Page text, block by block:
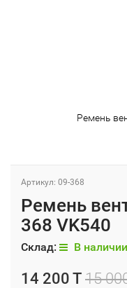
Ремень
Артикул: 09-368
Ремень
368 VK540
Склад: В
14 200 T 15